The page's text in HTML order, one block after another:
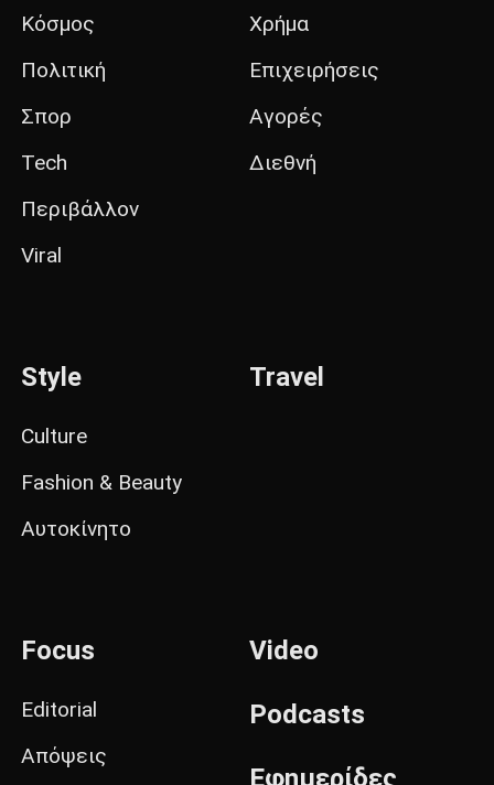
Κόσμος
Πολιτική
Σπορ
Tech
Περιβάλλον
Viral
Χρήμα
Επιχειρήσεις
Αγορές
Διεθνή
Style
Culture
Fashion & Beauty
Αυτοκίνητο
Travel
Focus
Editorial
Απόψεις
Video
Podcasts
Εφημερίδες